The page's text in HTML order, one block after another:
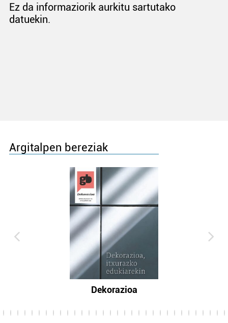
Ez da informaziorik aurkitu sartutako
datuekin.
Argitalpen bereziak
Dekorazioa